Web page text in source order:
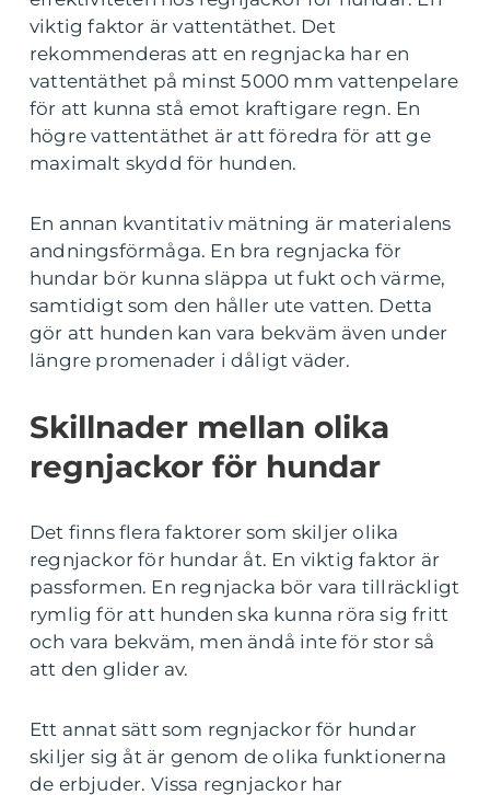
viktig faktor är vattentäthet. Det
rekommenderas att en regnjacka har en
vattentäthet på minst 5000 mm vattenpelare
för att kunna stå emot kraftigare regn. En
högre vattentäthet är att föredra för att ge
maximalt skydd för hunden.
En annan kvantitativ mätning är materialens
andningsförmåga. En bra regnjacka för
hundar bör kunna släppa ut fukt och värme,
samtidigt som den håller ute vatten. Detta
gör att hunden kan vara bekväm även under
längre promenader i dåligt väder.
Skillnader mellan olika
regnjackor för hundar
Det finns flera faktorer som skiljer olika
regnjackor för hundar åt. En viktig faktor är
passformen. En regnjacka bör vara tillräckligt
rymlig för att hunden ska kunna röra sig fritt
och vara bekväm, men ändå inte för stor så
att den glider av.
Ett annat sätt som regnjackor för hundar
skiljer sig åt är genom de olika funktionerna
de erbjuder. Vissa regnjackor har